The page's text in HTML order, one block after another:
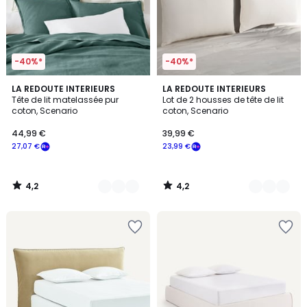
-40%*
LA REDOUTE INTERIEURS
Tête de lit matelassée pur
coton, Scenario
27,07 €
44,99 €
4,2
/ 5
7
Couleurs
4,2
/
-40%*
LA REDOUTE INTERIEURS
Lot de 2 housses de tête de lit
coton, Scenario
23,99 €
39,99 €
4,2
/ 5
4
Couleurs
4,2
/